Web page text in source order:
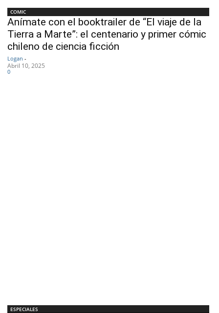
COMIC
Anímate con el booktrailer de “El viaje de la
Tierra a Marte”: el centenario y primer cómic
chileno de ciencia ficción
Logan -
Abril 10, 2025
0
ESPECIALES